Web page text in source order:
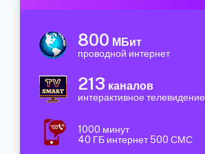
800 МБит
проводной интернет
213 каналов
интерактивное телевидение
1000 минут
40 ГБ интернет 500 СМС